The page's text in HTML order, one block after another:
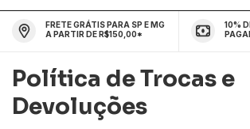
FRETE GRÁTIS PARA SP E MG
A PARTIR DE R$150,00*
10%
Política de Trocas e
Devoluções